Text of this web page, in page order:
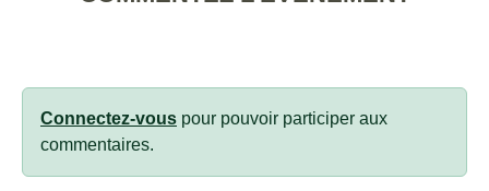
Connectez-vous pour pouvoir participer aux
commentaires.